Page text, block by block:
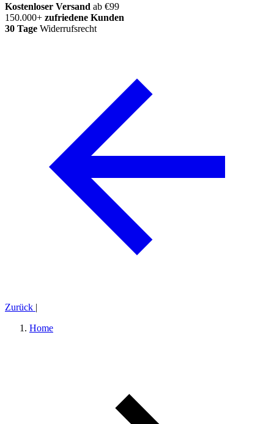
Kostenloser Versand ab €99
150.000+ zufriedene Kunden
30 Tage Widerrufsrecht
Zurück |
Home